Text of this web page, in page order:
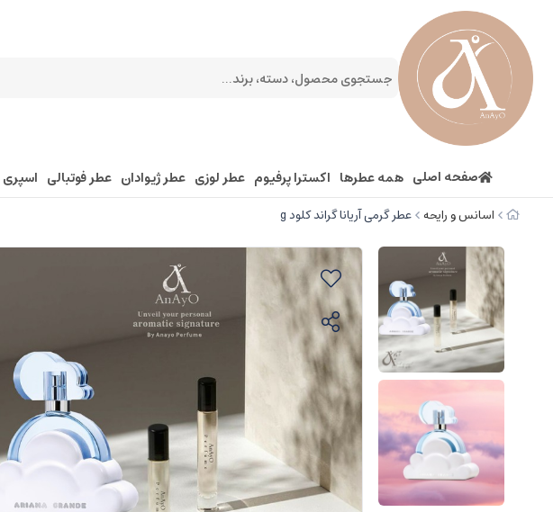
صفحه اصلی همه عطرها اکسترا پرفیوم عطر لوزی عطر ژیوادان عطر فوتبالی اسپری
اسانس و رایحه عطر گرمی آریانا گراند کلود g